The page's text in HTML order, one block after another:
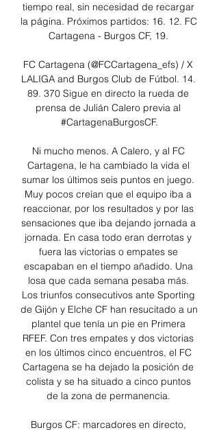
tiempo real, sin necesidad de recargar
la página. Próximos partidos: 16. 12. FC
Cartagena - Burgos CF, 19.
FC Cartagena (@FCCartagena_efs) / X
LALIGA and Burgos Club de Fútbol. 14.
89. 370 Sigue en directo la rueda de
prensa de Julián Calero previa al
#CartagenaBurgosCF.
Ni mucho menos. A Calero, y al FC
Cartagena, le ha cambiado la vida el
sumar los últimos seis puntos en juego.
Muy pocos creían que el equipo iba a
reaccionar, por los resultados y por las
sensaciones que iba dejando jornada a
jornada. En casa todo eran derrotas y
fuera las victorias o empates se
escapaban en el tiempo añadido. Una
losa que cada semana pesaba más.
Los triunfos consecutivos ante Sporting
de Gijón y Elche CF han resucitado a un
plantel que tenía un pie en Primera
RFEF. Con tres empates y dos victorias
en los últimos cinco encuentros, el FC
Cartagena se ha dejado la posición de
colista y se ha situado a cinco puntos
de la zona de permanencia.
Burgos CF: marcadores en directo,